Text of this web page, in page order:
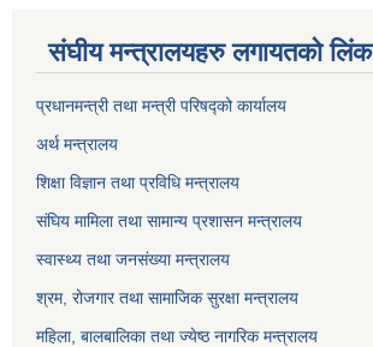
संघीय मन्त्रालयहरु लगायतको लिंक
प्रधानमन्त्री तथा मन्त्री परिषद्को कार्यालय
अर्थ मन्त्रालय
शिक्षा विज्ञान तथा प्रविधि मन्त्रालय
संघिय मामिला तथा सामान्य प्रशासन मन्त्रालय
स्वास्थ्य तथा जनसंख्या मन्त्रालय
श्रम, रोजगार तथा सामाजिक सुरक्षा मन्त्रालय
महिला, बालबालिका तथा ज्येष्ठ नागरिक मन्त्रालय